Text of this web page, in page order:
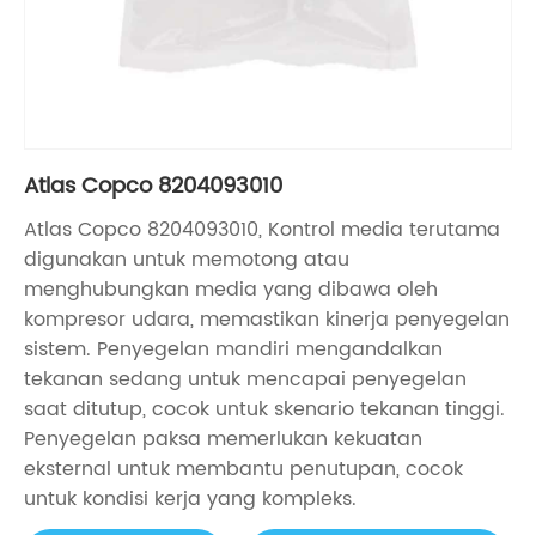
Atlas Copco 8204093010
Atlas Copco 8204093010, Kontrol media terutama
digunakan untuk memotong atau
menghubungkan media yang dibawa oleh
kompresor udara, memastikan kinerja penyegelan
sistem. Penyegelan mandiri mengandalkan
tekanan sedang untuk mencapai penyegelan
saat ditutup, cocok untuk skenario tekanan tinggi.
Penyegelan paksa memerlukan kekuatan
eksternal untuk membantu penutupan, cocok
untuk kondisi kerja yang kompleks.